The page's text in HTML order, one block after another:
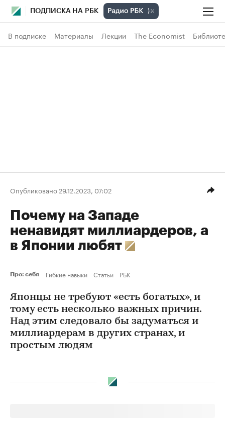
ПОДПИСКА НА РБК
В подписке Материалы Лекции The Economist
Опубликовано 29.12.2023, 07:02
Почему на Западе
ненавидят миллиардеров, а
в Японии любят
Про: себя Гибкие навыки Статьи РБК
Японцы не требуют «есть богатых», и
тому есть несколько важных причин.
Над этим следовало бы задуматься и
миллиардерам в других странах, и
простым людям